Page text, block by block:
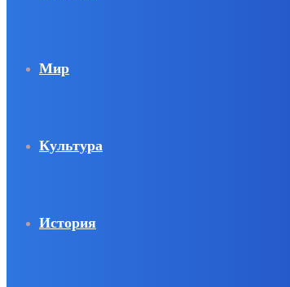
Мир
Культура
История